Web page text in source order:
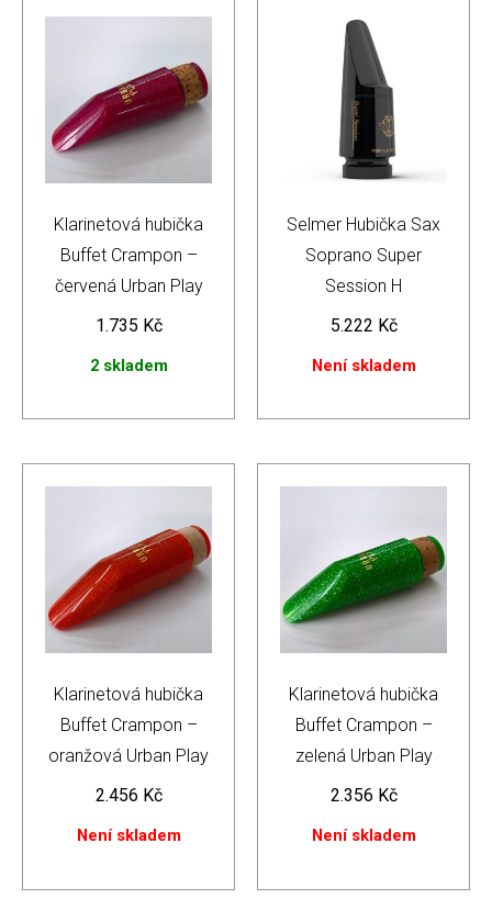
Klarinetová hubička
Buffet Crampon –
červená Urban Play
1.735 Kč
2 skladem
Selmer Hubička Sax
Soprano Super
Session H
5.222 Kč
Není skladem
Klarinetová hubička
Buffet Crampon –
oranžová Urban Play
2.456 Kč
Není skladem
Klarinetová hubička
Buffet Crampon –
zelená Urban Play
2.356 Kč
Není skladem